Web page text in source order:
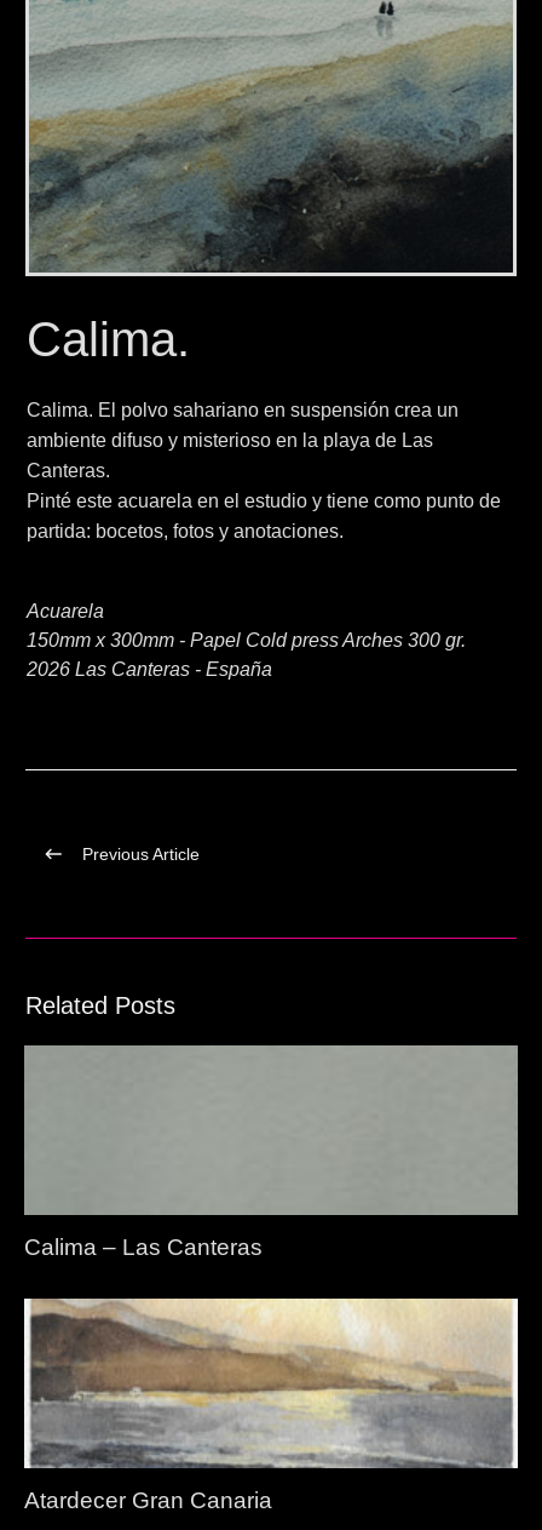
Calima.
Calima. El polvo sahariano en suspensión crea un
ambiente difuso y misterioso en la playa de Las
Canteras.
Pinté este acuarela en el estudio y tiene como punto de
partida: bocetos, fotos y anotaciones.
Acuarela
150mm x 300mm - Papel Cold press Arches 300 gr.
2026 Las Canteras - España
Previous Article
Related Posts
Calima – Las Canteras
Atardecer Gran Canaria